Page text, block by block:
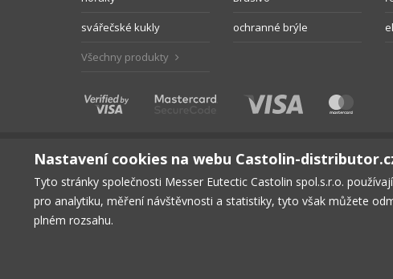
svářečské kukly ochranné brýle
Všechny produkty
HLAVNÍ STRÁNKA PRODUKTY KE STAŽENÍ BEZPEČNOST
Nastavení cookies na webu Castolin-
Tyto stránky společnosti Messer Eutectic Castolin spol.s.r.o.
pro analytiku, měření návštěvnosti a statistiky, tyto však můžete
plném rozsahu.